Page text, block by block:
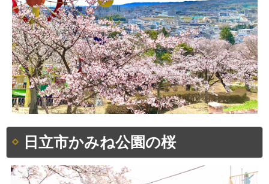
日立市かみね公園の桜